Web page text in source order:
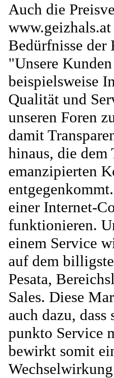
Auch die
Bedürfnisse der
"Unsere
beispielsweise
Qualität und
unseren Foren
damit
hinaus, die dem
emanzipierten
einer Internet-
funktionieren.
einem Service
auf dem
Pesata,
Sales. Diese
auch dazu,
punkto Service
bewirkt somit